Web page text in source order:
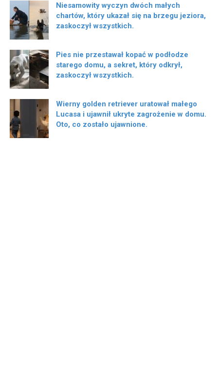
Niesamowity wyczyn dwóch małych
chartów, który ukazał się na brzegu jeziora,
zaskoczył wszystkich.
Pies nie przestawał kopać w podłodze
starego domu, a sekret, który odkrył,
zaskoczył wszystkich.
Wierny golden retriever uratował małego
Lucasa i ujawnił ukryte zagrożenie w domu.
Oto, co zostało ujawnione.